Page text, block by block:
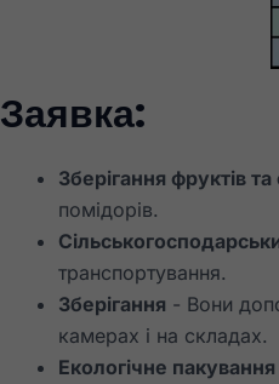
Заявка:
Зберігання фруктів та
помідорів.
транспортування.
Зберігання - Вони
камерах і на складах.
Екологічне пакування